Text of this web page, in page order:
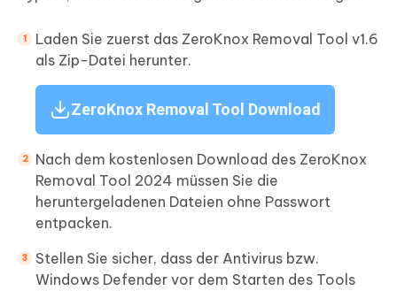
Laden Sie zuerst das ZeroKnox Removal Tool v1.6
als Zip-Datei herunter.
ZeroKnox Removal Tool Download
Nach dem kostenlosen Download des ZeroKnox
Removal Tool 2024 müssen Sie die
heruntergeladenen Dateien ohne Passwort
entpacken.
Stellen Sie sicher, dass der Antivirus bzw.
Windows Defender vor dem Starten des Tools